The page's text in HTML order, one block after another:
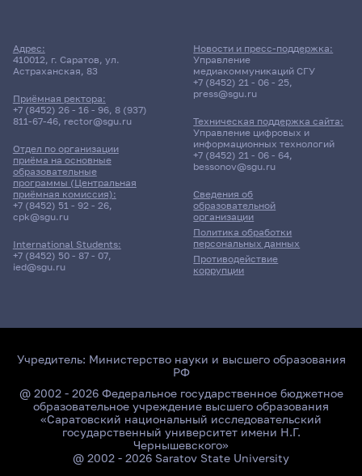
Адрес:
410012, г. Саратов, ул.
Астраханская, 83
Приёмная ректора:
+7 (8452) 26 - 16 - 96, 8 (937)
811-67-46, rector@sgu.ru
Отдел по организации
приёма на основные
образовательные
программы (Центральная
приёмная комиссия):
+7 (8452) 51 - 92 - 26,
cpk@sgu.ru
International Students:
+7 (8452) 50 - 87 - 07,
ied@sgu.ru
Сведения об
образовательной
организации
Политика обработки
персональных данных
Противодействие
коррупции
Новости и пресс-поддержка:
Управление
медиакоммуникаций СГУ
+7 (8452) 21 - 06 - 25,
press@sgu.ru
Техническая поддержка сайта:
Управление цифровых и
информационных технологий
+7 (8452) 21 - 06 - 64,
bessonov@sgu.ru
Учредитель: Министерство науки и высшего образования
РФ
@ 2002 - 2026 Федеральное государственное бюджетное
образовательное учреждение высшего образования
«Саратовский национальный исследовательский
государственный университет имени Н.Г.
Чернышевского»
@ 2002 - 2026 Saratov State University